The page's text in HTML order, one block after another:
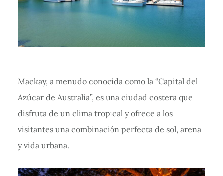
Mackay, a menudo conocida como la “Capital del
Azúcar de Australia”, es una ciudad costera que
disfruta de un clima tropical y ofrece a los
visitantes una combinación perfecta de sol, arena
y vida urbana.